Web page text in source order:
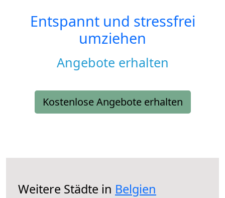
Entspannt und stressfrei
umziehen
Angebote erhalten
Kostenlose Angebote erhalten
Weitere Städte in Belgien